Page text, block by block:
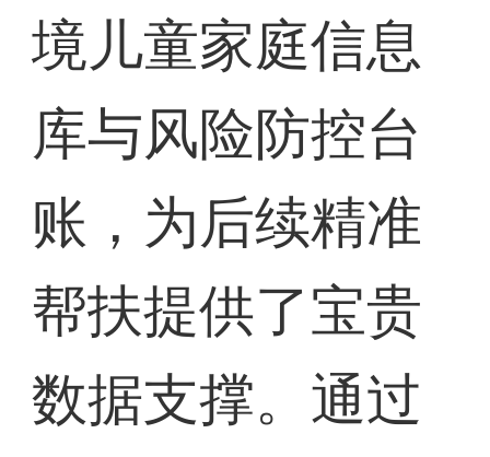
境儿童家庭信息
库与风险防控台
账，为后续精准
帮扶提供了宝贵
数据支撑。通过